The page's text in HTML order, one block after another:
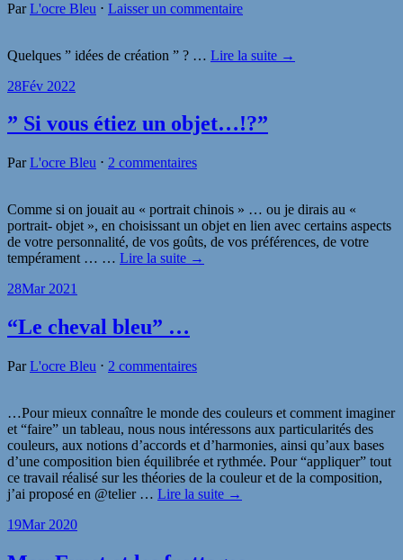
ParL'ocre Bleu ⋅ Laisser un commentaire
Quelques ” idées de création ” ? … Lire la suite →
28Fév 2022
” Si vous étiez un objet…!?”
ParL'ocre Bleu ⋅ 2 commentaires
Comme si on jouait au « portrait chinois » … ou je dirais au «
portrait- objet », en choisissant un objet en lien avec certains aspects
de votre personnalité, de vos goûts, de vos préférences, de votre
tempérament … … Lire la suite →
28Mar 2021
“Le cheval bleu” …
ParL'ocre Bleu ⋅ 2 commentaires
…Pour mieux connaître le monde des couleurs et comment imaginer
et “faire” un tableau, nous nous intéressons aux particularités des
couleurs, aux notions d’accords et d’harmonies, ainsi qu’aux bases
d’une composition bien équilibrée et rythmée. Pour “appliquer” tout
ce travail réalisé sur les théories de la couleur et de la composition,
j’ai proposé en @telier … Lire la suite →
19Mar 2020